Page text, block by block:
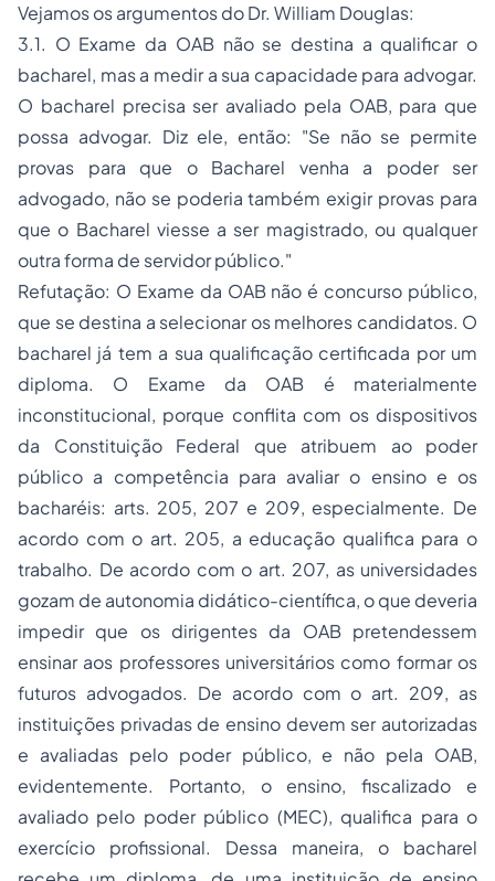
Vejamos os argumentos do Dr. William Douglas:
3.1. O Exame da OAB não se destina a qualificar o
bacharel, mas a medir a sua capacidade para advogar.
O bacharel precisa ser avaliado pela OAB, para que
possa advogar. Diz ele, então: "Se não se permite
provas para que o Bacharel venha a poder ser
advogado, não se poderia também exigir provas para
que o Bacharel viesse a ser magistrado, ou qualquer
outra forma de servidor público."
Refutação: O Exame da OAB não é concurso público,
que se destina a selecionar os melhores candidatos. O
bacharel já tem a sua qualificação certificada por um
diploma. O Exame da OAB é materialmente
inconstitucional, porque conflita com os dispositivos
da Constituição Federal que atribuem ao poder
público a competência para avaliar o ensino e os
bacharéis: arts. 205, 207 e 209, especialmente. De
acordo com o art. 205, a educação qualifica para o
trabalho. De acordo com o art. 207, as universidades
gozam de autonomia didático-científica, o que deveria
impedir que os dirigentes da OAB pretendessem
ensinar aos professores universitários como formar os
futuros advogados. De acordo com o art. 209, as
instituições privadas de ensino devem ser autorizadas
e avaliadas pelo poder público, e não pela OAB,
evidentemente. Portanto, o ensino, fiscalizado e
avaliado pelo poder público (MEC), qualifica para o
exercício profissional. Dessa maneira, o bacharel